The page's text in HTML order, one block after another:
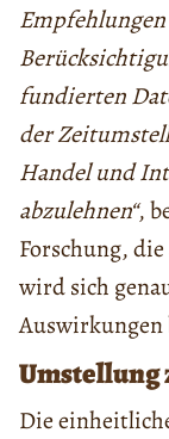
fundierten
der
Handel und
abzulehnen“,
Forschung,
wird sich
Auswirkungen
Umstellung
Die